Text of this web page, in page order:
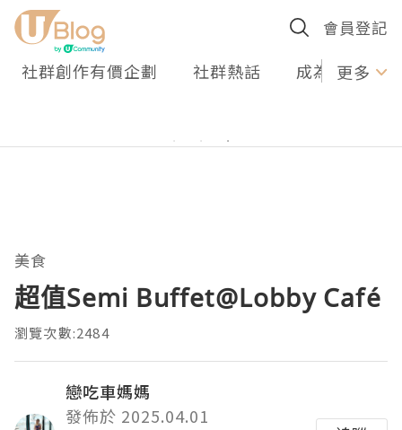
會員登記
社群創作有價企劃 社群熱話 成為U更多
美食
超值Semi Buffet@Lobby Café
瀏覽次數:2484
戀吃車媽媽
發佈於 2025.04.01